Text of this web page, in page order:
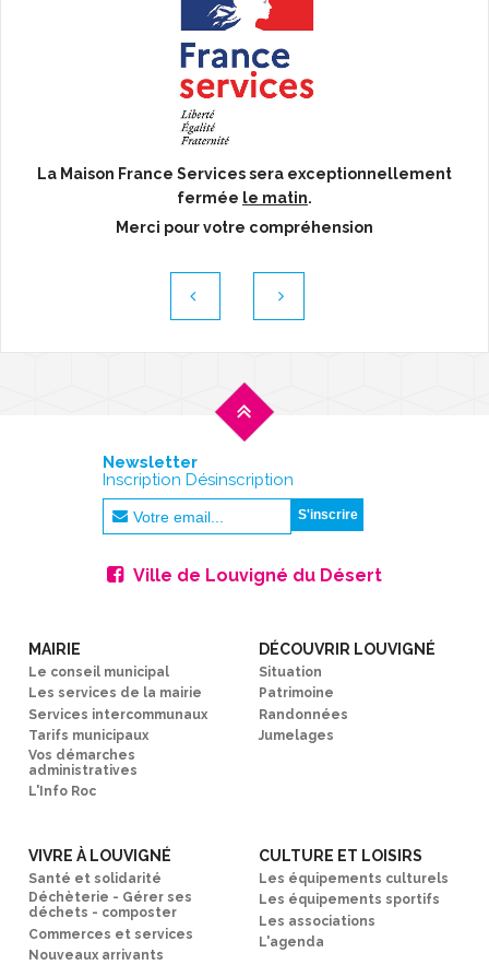
La Maison France Services sera exceptionnellement
fermée le matin.
Merci pour votre compréhension
Newsletter
Inscription Désinscription
Ville de Louvigné du Désert
MAIRIE
Le conseil municipal
Les services de la mairie
Services intercommunaux
Tarifs municipaux
Vos démarches
administratives
L'Info Roc
DÉCOUVRIR LOUVIGNÉ
Situation
Patrimoine
Randonnées
Jumelages
VIVRE À LOUVIGNÉ
Santé et solidarité
Déchèterie - Gérer ses
déchets - composter
Commerces et services
Nouveaux arrivants
CULTURE ET LOISIRS
Les équipements culturels
Les équipements sportifs
Les associations
L'agenda